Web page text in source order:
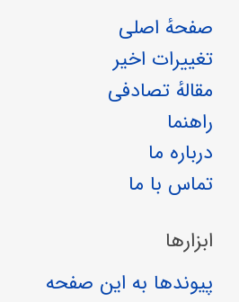
صفحهٔ اصلی
تغییرات اخیر
مقالهٔ تصادفی
راهنما
درباره ما
تماس با ما
ابزارها
پیوندها به این صفحه